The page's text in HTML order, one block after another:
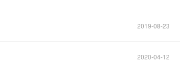
2019-08-23
2020-04-12